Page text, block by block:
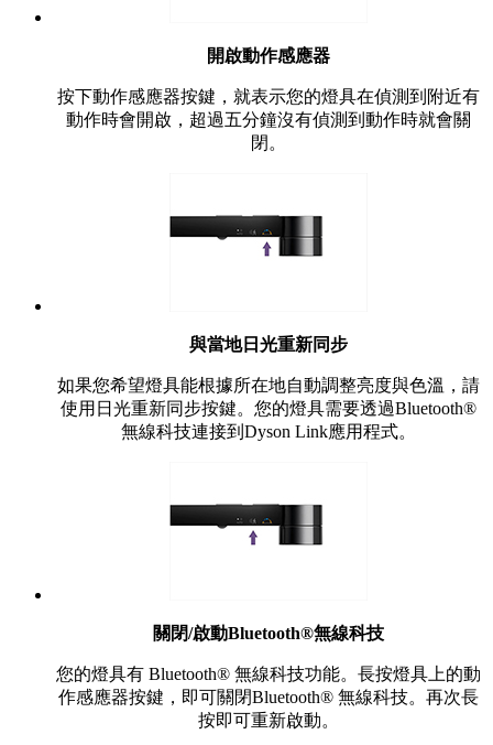
開啟動作感應器
按下動作感應器按鍵，就表示您的燈具在偵測到附近有
動作時會開啟，超過五分鐘沒有偵測到動作時就會關
閉。
與當地日光重新同步
如果您希望燈具能根據所在地自動調整亮度與色溫，請
使用日光重新同步按鍵。您的燈具需要透過Bluetooth®
無線科技連接到Dyson Link應用程式。
關閉/啟動Bluetooth®無線科技
您的燈具有 Bluetooth® 無線科技功能。長按燈具上的動
作感應器按鍵，即可關閉Bluetooth® 無線科技。再次長
按即可重新啟動。